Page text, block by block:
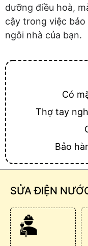
dưỡng điều hoà,
cậy trong việc
ngôi nhà của bạn.
Có
Thợ tay
Bảo
SỬA ĐIỆN